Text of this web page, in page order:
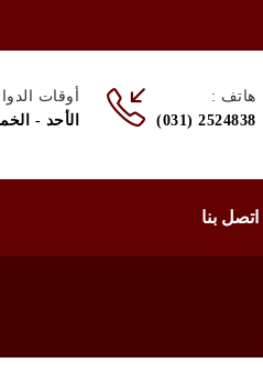
أوقات
الأحد - الخميس:
هاتف :
(031) 2524838
اتصل بنا